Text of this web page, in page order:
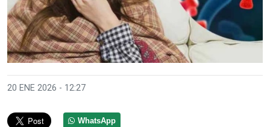
20 ENE 2026 - 12:27
WhatsApp